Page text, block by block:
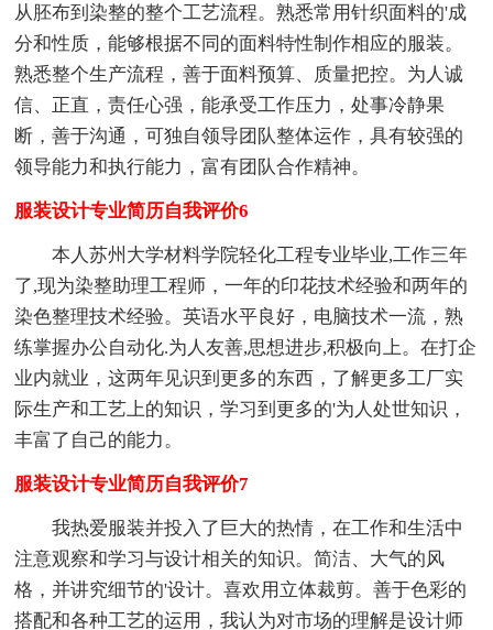
从胚布到染整的整个工艺流程。熟悉常用针织面料的'成
分和性质，能够根据不同的面料特性制作相应的服装。
熟悉整个生产流程，善于面料预算、质量把控。为人诚
信、正直，责任心强，能承受工作压力，处事冷静果
断，善于沟通，可独自领导团队整体运作，具有较强的
领导能力和执行能力，富有团队合作精神。
服装设计专业简历自我评价6
本人苏州大学材料学院轻化工程专业毕业,工作三年
了,现为染整助理工程师，一年的印花技术经验和两年的
染色整理技术经验。英语水平良好，电脑技术一流，熟
练掌握办公自动化.为人友善,思想进步,积极向上。在打企
业内就业，这两年见识到更多的东西，了解更多工厂实
际生产和工艺上的知识，学习到更多的'为人处世知识，
丰富了自己的能力。
服装设计专业简历自我评价7
我热爱服装并投入了巨大的热情，在工作和生活中
注意观察和学习与设计相关的知识。简洁、大气的风
格，并讲究细节的'设计。喜欢用立体裁剪。善于色彩的
搭配和各种工艺的运用，我认为对市场的理解是设计师